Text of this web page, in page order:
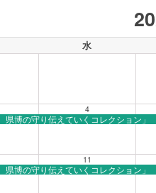
水
博の守り伝えていくコレクション」
4
博の守り伝えていくコレクション」
11